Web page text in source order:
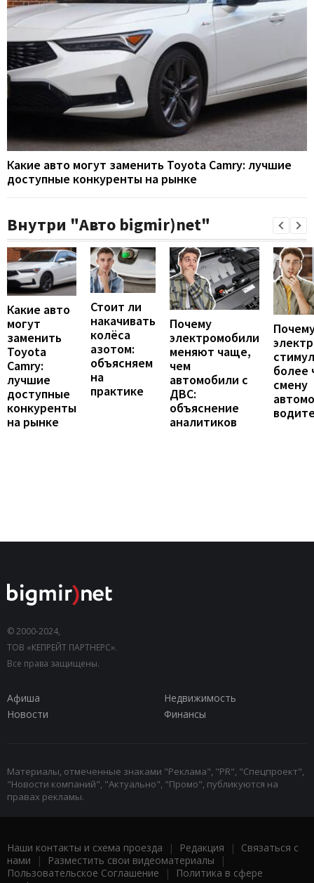
Какие авто могут заменить Toyota Camry: лучшие
доступные конкуренты на рынке
Внутри "Авто bigmir)net"
Какие авто
могут
заменить
Toyota
Camry:
лучшие
доступные
конкуренты
на рынке
Стоит ли
накачивать
колёса
азотом:
объясняем
на
практике
Почему
электромобили
меняют чаще,
чем
автомобили с
ДВС:
объяснение
аналитиков
более
смену
© 2000-2024,
ТОВ «КЕПРЕЙТ ПАРТНЕРС».
Все права защищены.
Афиша
Недвижимость
Новости
Финансы
Материалы, отмеченные знаками "Реклама", "PR", "Спецпроект",
"Новости компаний", "Актуально", "Промо", публикуются на
правах рекламы.
Наши контакты и схема проезда | Редакция | Связаться с
нами | Разместить свои видеоматериалы |
Пользовательское Соглашение |
Политика в сфере